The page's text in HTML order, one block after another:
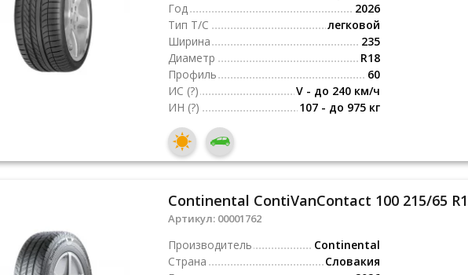
Год
2026
Тип Т/С
легковой
Ширина
235
Диаметр
R18
Профиль
60
ИС (?)
V - до 240 км/ч
ИН (?) 107 - до 975 кг
Continental ContiVanContact 100 215/65
Артикул: 00001762
Производитель
Continental
Страна
Словакия